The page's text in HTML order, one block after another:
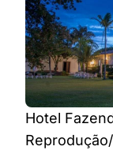
Hotel